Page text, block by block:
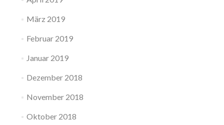
März 2019
Februar 2019
Januar 2019
Dezember 2018
November 2018
Oktober 2018